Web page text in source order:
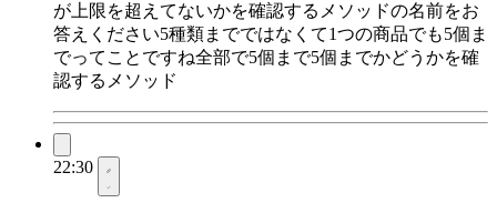
が上限を超えてないかを確認するメソッドの名前をお
答えください5種類までではなくて1つの商品でも5個ま
でってことですね全部で5個まで5個までかどうかを確
認するメソッド
22:30